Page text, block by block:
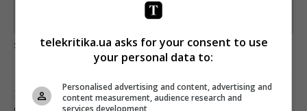
Предоставлено SendPulse
загрузка...
Предыдущий пост
telekritika.ua asks for your consent to use
your personal data to:
Personalised advertising and content, advertising and
content measurement, audience research and
services development